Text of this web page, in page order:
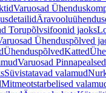
Varuosad
Torupõlvsifoonid jaoks
Ühenduspõlved
ÜhenduspõlvedKatted
Varuosad
Süvistatavad valamud
Mitmeotstarbelised